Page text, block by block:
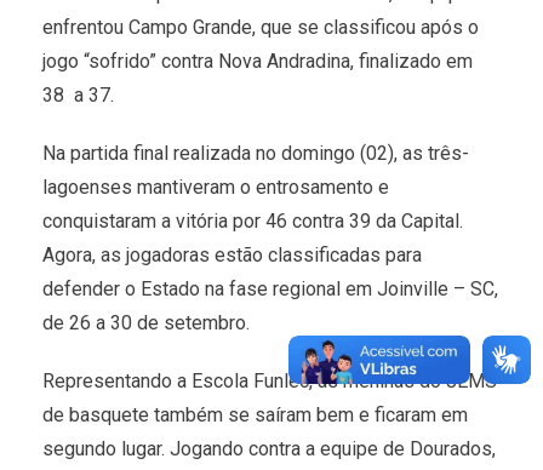
enfrentou Campo Grande, que se classificou após o
jogo “sofrido” contra Nova Andradina, finalizado em
38 a 37.
Na partida final realizada no domingo (02), as três-
lagoenses mantiveram o entrosamento e
conquistaram a vitória por 46 contra 39 da Capital.
Agora, as jogadoras estão classificadas para
defender o Estado na fase regional em Joinville – SC,
de 26 a 30 de setembro.
Representando a Escola Funlec, as meninas do JEMS
de basquete também se saíram bem e ficaram em
segundo lugar. Jogando contra a equipe de Dourados,